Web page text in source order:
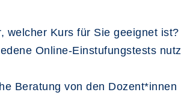
Kurs für Sie geeignet
Online-Einstufungstests
Beratung von den Dozent*innen